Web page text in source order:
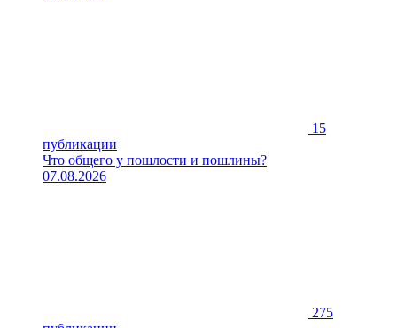
15
публикации
Что общего у пошлости и пошлины?
07.08.2026
275